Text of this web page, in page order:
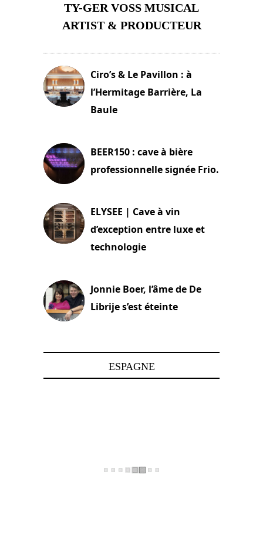
TY-GER VOSS MUSICAL
ARTIST & PRODUCTEUR
Ciro’s & Le Pavillon : à
l’Hermitage Barrière, La
Baule
BEER150 : cave à bière
professionnelle signée Frio.
ELYSEE | Cave à vin
d’exception entre luxe et
technologie
Jonnie Boer, l’âme de De
Librije s’est éteinte
ESPAGNE